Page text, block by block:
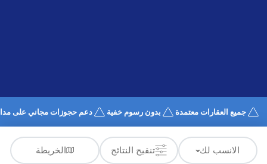
كيف
تعمل؟
الأسئلة
الشائعة
جميع العقارات معتمدة بدون رسوم خفية دعم حجوزات مجاني على مدار
الانسب لك تنقيح النتائج الخريطة